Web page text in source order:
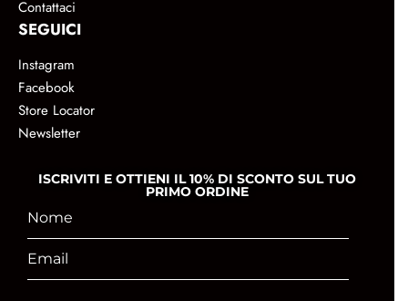
Contattaci
SEGUICI
Instagram
Facebook
Store Locator
Newsletter
ISCRIVITI E OTTIENI IL 10% DI SCONTO SUL TUO
PRIMO ORDINE